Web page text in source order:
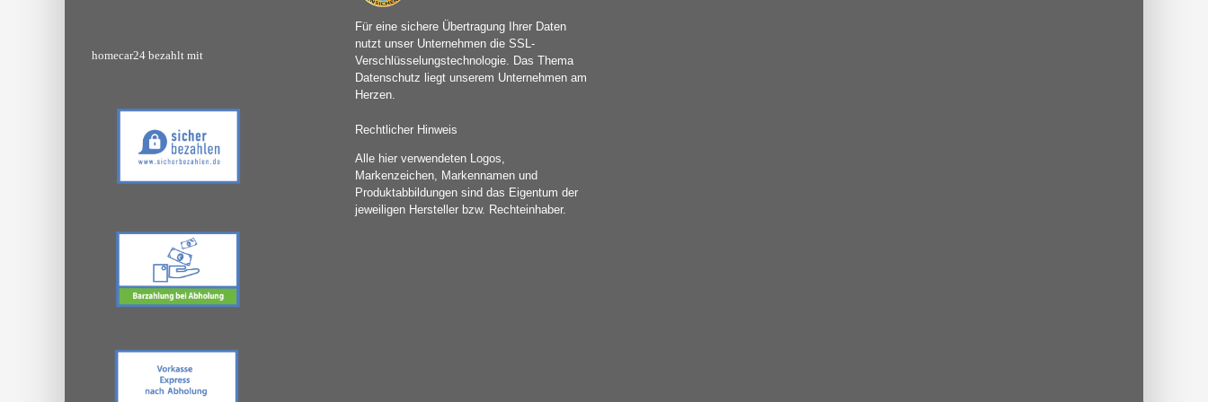
homecar24 bezahlt mit
Für eine sichere Übertragung Ihrer Daten
nutzt unser Unternehmen die SSL-
Verschlüsselungstechnologie. Das Thema
Datenschutz liegt unserem Unternehmen am
Herzen.
Rechtlicher Hinweis
Alle hier verwendeten Logos,
Markenzeichen, Markennamen und
Produktabbildungen sind das Eigentum der
jeweiligen Hersteller bzw. Rechteinhaber.